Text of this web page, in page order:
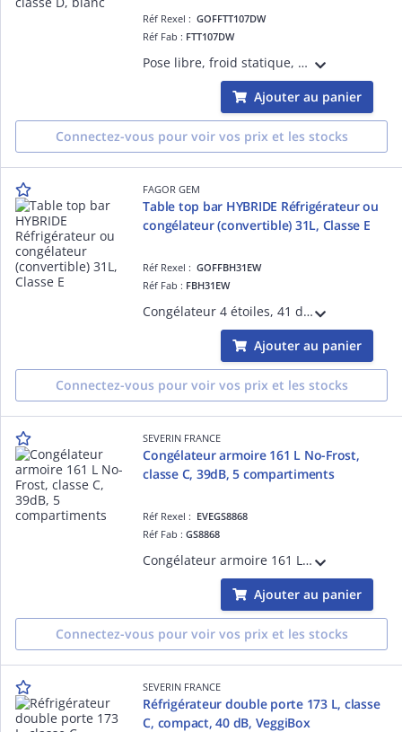
Réf Rexel :GOFFTT107DW
Réf Fab : FTT107DW
Pose libre, froid statique, dégivrage manuel, éclairage LED, thermostat mécanique, réfrigérateur : 1 clayette, 3 balconnets, poignée intégréé, porte réversible, 2 pieds réglables
Ajouter au panier
Connectez-vous pour voir vos prix et les stocks
FAGOR GEM
Table top bar HYBRIDE Réfrigérateur ou
congélateur (convertible) 31L, Classe E
Réf Rexel :GOFFBH31EW
Réf Fab : FBH31EW
Congélateur 4 étoiles, 41 dB, poignée intégrée, porte réversible, la température de l'appareil peut être réglée au choix en utilisant le thermostat, plage de température : congélateur: -15 ' - 24 ', réfrigérateur : 0 ~ 10 '
Ajouter au panier
Connectez-vous pour voir vos prix et les stocks
SEVERIN FRANCE
Congélateur armoire 161 L No-Frost,
classe C, 39dB, 5 compartiments
Réf Rexel : EVEGS8868
Réf Fab :GS8868
Congélateur armoire 161 L, XXXX, classe C, 132 kWh/an, No-Frost, contrôle électronique, congélation rapide 12 kg/24h, autonomie 11 h, 5 compartiments, alarme porte, 39 dB, poignée inox, porte réversible, H 143 cm, design compact
Ajouter au panier
Connectez-vous pour voir vos prix et les stocks
SEVERIN FRANCE
Réfrigérateur double porte 173 L, classe
C, compact, 40 dB, VeggiBox